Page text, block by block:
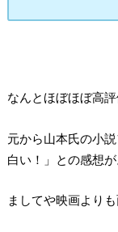
なんとほぼほぼ高評
元から山本氏の小
白い！」との感想が
ましてや映画より